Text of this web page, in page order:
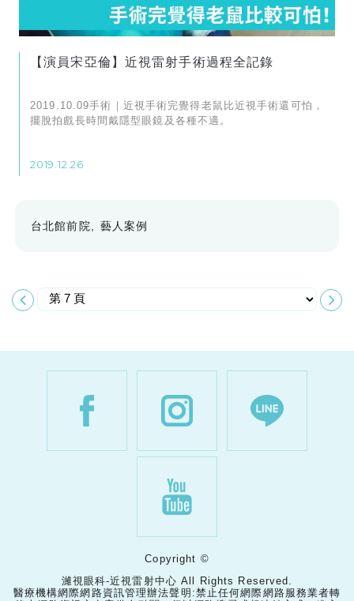
【演員宋亞倫】近視雷射手術過程全記錄
2019.10.09手術｜近視手術完覺得老鼠比近視手術還可怕，
擺脫拍戲長時間戴隱型眼鏡及各種不適。
2019.12.26
台北館前院 藝人案例
Copyright ©
濰視眼科-近視雷射中心 All Rights Reserved.
醫療機構網際網路資訊管理辦法聲明:禁止任何網際網路服務業者轉